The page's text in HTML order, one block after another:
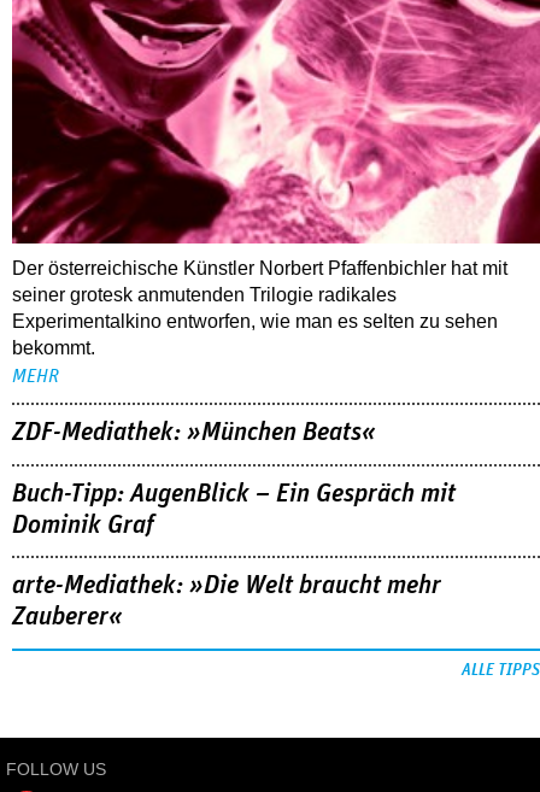
Der österreichische Künstler Norbert Pfaffenbichler hat mit
seiner grotesk anmutenden Trilogie radikales
Experimentalkino entworfen, wie man es selten zu sehen
bekommt.
MEHR
ZDF-Mediathek: »München Beats«
Buch-Tipp: AugenBlick – Ein Gespräch mit
Dominik Graf
arte-Mediathek: »Die Welt braucht mehr
Zauberer«
ALLE TIPPS
FOLLOW US